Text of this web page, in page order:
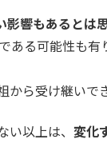
影響もあるとは
ある可能性も
ら受け継いで
以上は、 変化